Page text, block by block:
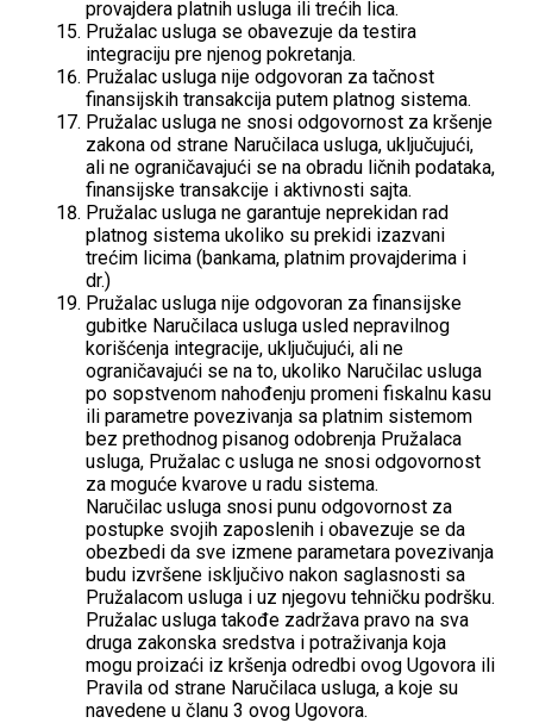
provajdera platnih usluga ili trećih lica.
Pružalac usluga se obavezuje da testira
integraciju pre njenog pokretanja.
Pružalac usluga nije odgovoran za tačnost
finansijskih transakcija putem platnog sistema.
Pružalac usluga ne snosi odgovornost za kršenje
zakona od strane Naručilaca usluga, uključujući,
ali ne ograničavajući se na obradu ličnih podataka,
finansijske transakcije i aktivnosti sajta.
Pružalac usluga ne garantuje neprekidan rad
platnog sistema ukoliko su prekidi izazvani
trećim licima (bankama, platnim provajderima i
dr.)
Pružalac usluga nije odgovoran za finansijske
gubitke Naručilaca usluga usled nepravilnog
korišćenja integracije, uključujući, ali ne
ograničavajući se na to, ukoliko Naručilac usluga
po sopstvenom nahođenju promeni fiskalnu kasu
ili parametre povezivanja sa platnim sistemom
bez prethodnog pisanog odobrenja Pružalaca
usluga, Pružalac c usluga ne snosi odgovornost
za moguće kvarove u radu sistema.
Naručilac usluga snosi punu odgovornost za
postupke svojih zaposlenih i obavezuje se da
obezbedi da sve izmene parametara povezivanja
budu izvršene isključivo nakon saglasnosti sa
Pružalacom usluga i uz njegovu tehničku podršku.
Pružalac usluga takođe zadržava pravo na sva
druga zakonska sredstva i potraživanja koja
mogu proizaći iz kršenja odredbi ovog Ugovora ili
Pravila od strane Naručilaca usluga, a koje su
navedene u članu 3 ovog Ugovora.